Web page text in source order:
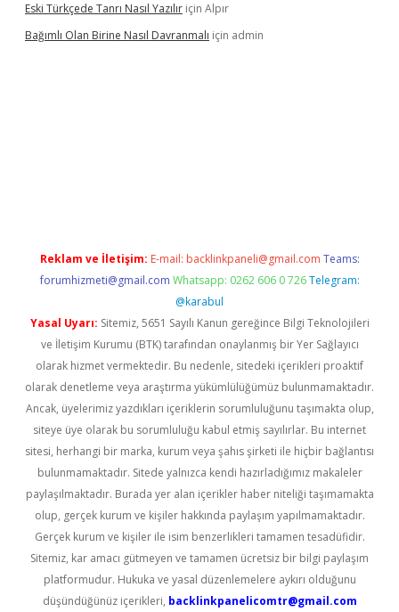
Eski Türkçede Tanrı Nasıl Yazılır için Alpır
Bağımlı Olan Birine Nasıl Davranmalı için admin
Reklam ve İletişim: E-mail: backlinkpaneli@gmail.com Teams:
forumhizmeti@gmail.com Whatsapp: 0262 606 0 726 Telegram:
@karabul
Yasal Uyarı: Sitemiz, 5651 Sayılı Kanun gereğince Bilgi Teknolojileri
ve İletişim Kurumu (BTK) tarafından onaylanmış bir Yer Sağlayıcı
olarak hizmet vermektedir. Bu nedenle, sitedeki içerikleri proaktif
olarak denetleme veya araştırma yükümlülüğümüz bulunmamaktadır.
Ancak, üyelerimiz yazdıkları içeriklerin sorumluluğunu taşımakta olup,
siteye üye olarak bu sorumluluğu kabul etmiş sayılırlar. Bu internet
sitesi, herhangi bir marka, kurum veya şahıs şirketi ile hiçbir bağlantısı
bulunmamaktadır. Sitede yalnızca kendi hazırladığımız makaleler
paylaşılmaktadır. Burada yer alan içerikler haber niteliği taşımamakta
olup, gerçek kurum ve kişiler hakkında paylaşım yapılmamaktadır.
Gerçek kurum ve kişiler ile isim benzerlikleri tamamen tesadüfidir.
Sitemiz, kar amacı gütmeyen ve tamamen ücretsiz bir bilgi paylaşım
platformudur. Hukuka ve yasal düzenlemelere aykırı olduğunu
düşündüğünüz içerikleri, backlinkpanelicomtr@gmail.com